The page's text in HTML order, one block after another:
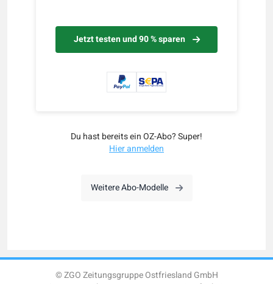
Jetzt testen und 90 % sparen
Du hast bereits ein OZ-Abo? Super!
Hier anmelden
Weitere Abo-Modelle
© ZGO Zeitungsgruppe Ostfriesland GmbH